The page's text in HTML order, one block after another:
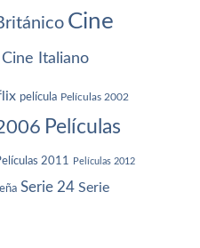
Cine
Cine Italiano
película Películas 2002
Películas
2011 Películas 2012
Serie 24 Serie